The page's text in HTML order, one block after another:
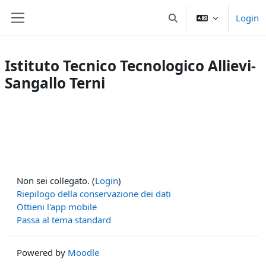
Attiva/disattiva input di
Login
Istituto Tecnico Tecnologico Allievi-
Sangallo Terni
Non sei collegato. (Login)
Riepilogo della conservazione dei dati
Ottieni l'app mobile
Passa al tema standard
Powered by Moodle